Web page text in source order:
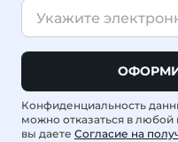
Конфиденциальность
можно отказаться в
вы даете Согласие на